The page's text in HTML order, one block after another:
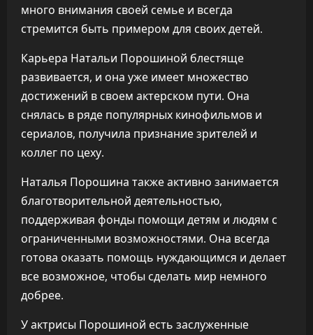
много внимания своей семье и всегда
стремится быть примером для своих детей.
Карьера Натальи Порошиной блестяще
развивается, и она уже имеет множество
достижений в своем актерском пути. Она
снялась в ряде популярных кинофильмов и
сериалов, получила признание зрителей и
коллег по цеху.
Наталья Порошина также активно занимается
благотворительной деятельностью,
поддерживая фонды помощи детям и людям с
ограниченными возможностями. Она всегда
готова оказать помощь нуждающимся и делает
все возможное, чтобы сделать мир немного
добрее.
У актрисы Порошиной есть заслуженные